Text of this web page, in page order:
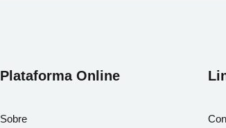
Plataforma Online
Sobre